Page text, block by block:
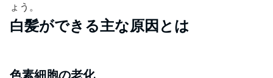
ょう。
白髪ができる主な原因とは